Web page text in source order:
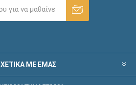
ΜΕ ΕΜΑΣ